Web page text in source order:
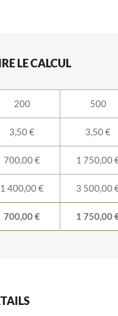
LE CALCUL
200 500
3,50 € 3,50 €
700,00 € 1 750,00
1 400,00 € 3 500,00
700,00 € 1 750,00